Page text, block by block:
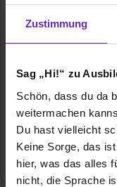
Zustimmung
Sag „Hi!“ zu
Schön, dass du da
weitermachen
Du hast vielleicht
Keine Sorge, das
hier, was das alles
nicht, die Sprache
48734 Reken
02864 82246
E-Mail anzeigen
Gründungsjahr
Mitarbeiter
Branche